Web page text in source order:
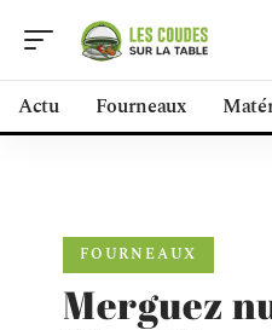
Actu Fourneaux
FOURNEAUX
Merguez